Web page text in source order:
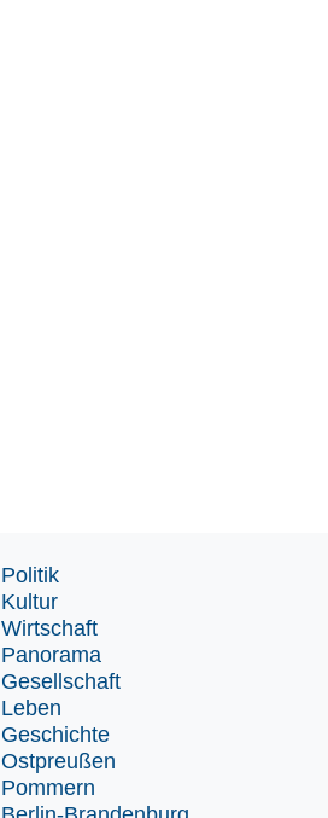
Politik
Kultur
Wirtschaft
Panorama
Gesellschaft
Leben
Geschichte
Ostpreußen
Pommern